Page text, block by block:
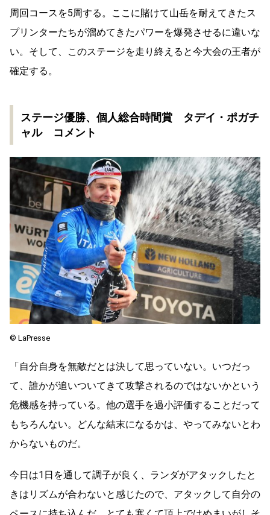
周回コースを5周する。ここに賭けて山岳を耐えてきたス
プリンターたちが溜めてきたパワーを爆発させるに違いな
い。そして、このステージを走り終えると今大会の王者が
確定する。
ステージ優勝、個人総合時間賞 タデイ・ポガチ
ャル コメント
©︎ LaPresse
「自分自身を無敵だとは決して思っていない。いつだっ
て、誰かが追いついてきて攻撃されるのではないかという
危機感を持っている。他の選手を過小評価することだって
もちろんない。どんな結末になるかは、やってみないとわ
からないものだ。
今日は1 日を通して調子が良く、ランダがアタックしたと
きはリズムが合わないと感じたので、アタックして自分の